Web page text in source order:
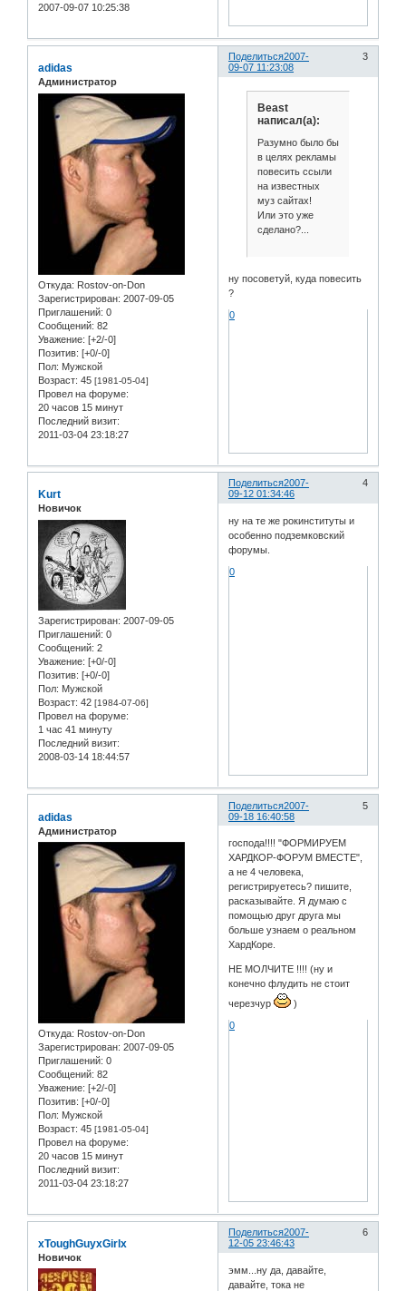
2007-09-07 10:25:38
Поделиться 3
2007-
09-07 11:23:08
adidas
Администратор
Откуда: Rostov-on-Don
Зарегистрирован: 2007-09-05
Приглашений: 0
Сообщений: 82
Уважение: [+2/-0]
Позитив: [+0/-0]
Пол: Мужской
Возраст: 45 [1981-05-04]
Провел на форуме:
20 часов 15 минут
Последний визит:
2011-03-04 23:18:27
Beast
написал(а):
Разумно было бы
в целях рекламы
повесить ссыли
на известных
муз сайтах!
Или это уже
сделано?...
ну посоветуй, куда повесить
?
0
Поделиться 4
2007-
09-12 01:34:46
Kurt
Новичок
Зарегистрирован: 2007-09-05
Приглашений: 0
Сообщений: 2
Уважение: [+0/-0]
Позитив: [+0/-0]
Пол: Мужской
Возраст: 42 [1984-07-06]
Провел на форуме:
1 час 41 минуту
Последний визит:
2008-03-14 18:44:57
ну на те же рокинституты и
особенно подземковский
форумы.
0
Поделиться 5
2007-
09-18 16:40:58
adidas
Администратор
Откуда: Rostov-on-Don
Зарегистрирован: 2007-09-05
Приглашений: 0
Сообщений: 82
Уважение: [+2/-0]
Позитив: [+0/-0]
Пол: Мужской
Возраст: 45 [1981-05-04]
Провел на форуме:
20 часов 15 минут
Последний визит:
2011-03-04 23:18:27
господа!!!! "ФОРМИРУЕМ
ХАРДКОР-ФОРУМ ВМЕСТЕ",
а не 4 человека,
регистрируетесь? пишите,
расказывайте. Я думаю с
помощью друг друга мы
больше узнаем о реальном
ХардКоре.
НЕ МОЛЧИТЕ !!!! (ну и
конечно флудить не стоит
черезчур
)
0
Поделиться 6
2007-
12-05 23:46:43
xToughGuyxGirlx
Новичок
эмм...ну да, давайте,
давайте, тока не